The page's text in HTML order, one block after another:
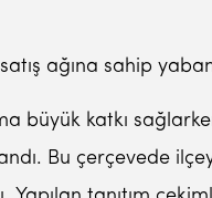
ağına sahip
büyük katkı
Bu çerçevede